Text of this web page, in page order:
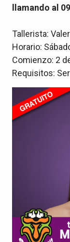
llamando al
Tallerista:
Horario:
Comienzo: 2
Requisitos: